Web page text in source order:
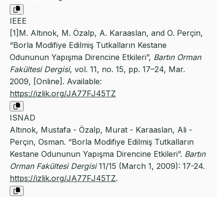
IEEE
[1]M. Altınok, M. Özalp, A. Karaaslan, and O. Perçin,
“Borla Modifiye Edilmiş Tutkalların Kestane
Odununun Yapışma Direncine Etkileri”, Bartın Orman
Fakültesi Dergisi, vol. 11, no. 15, pp. 17–24, Mar.
2009, [Online]. Available:
https://izlik.org/JA77FJ45TZ
ISNAD
Altınok, Mustafa - Özalp, Murat - Karaaslan, Ali -
Perçin, Osman. “Borla Modifiye Edilmiş Tutkalların
Kestane Odununun Yapışma Direncine Etkileri”. Bartın
Orman Fakültesi Dergisi11/15 (March 1, 2009): 17-24.
https://izlik.org/JA77FJ45TZ.